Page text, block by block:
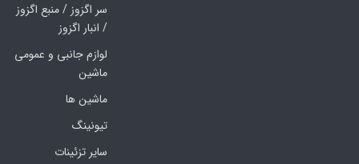
سر اگزوز / منبع اگزوز
/ انبار اگزوز
لوازم جانبی و عمومی
ماشین
ماشین ها
تیونینگ
سایر تزئینات